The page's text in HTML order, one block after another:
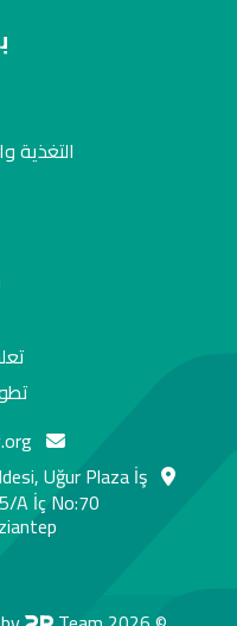
Uğur Plaza İş
A İç No:70
التغذية